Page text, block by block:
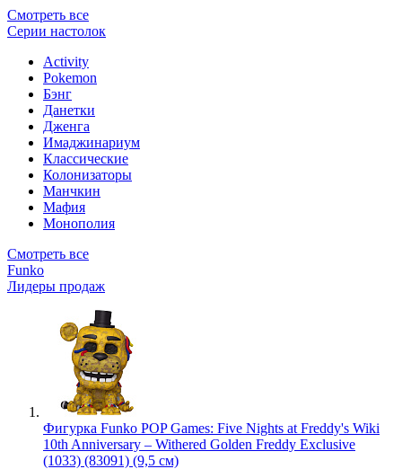
Смотреть все
Серии настолок
Activity
Pokemon
Бэнг
Данетки
Дженга
Имаджинариум
Классические
Колонизаторы
Манчкин
Мафия
Монополия
Смотреть все
Funko
Лидеры продаж
Фигурка Funko POP Games: Five Nights at Freddy's Wiki
10th Anniversary – Withered Golden Freddy Exclusive
(1033) (83091) (9,5 см)